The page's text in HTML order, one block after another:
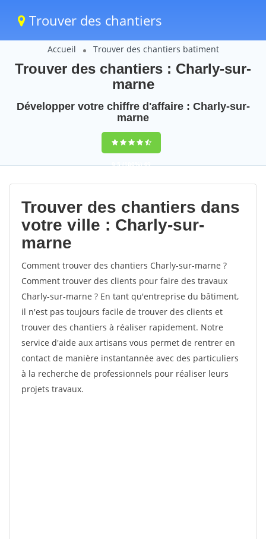
Trouver des chantiers
Accueil Trouver des chantiers batiment
Trouver des chantiers : Charly-sur-
marne
Développer votre chiffre d'affaire : Charly-sur-
marne
9,5(100%)49
votes
Trouver des chantiers dans
votre ville : Charly-sur-
marne
Comment trouver des chantiers Charly-sur-marne ?
Comment trouver des clients pour faire des travaux
Charly-sur-marne ? En tant qu'entreprise du bâtiment,
il n'est pas toujours facile de trouver des clients et
trouver des chantiers à réaliser rapidement. Notre
service d'aide aux artisans vous permet de rentrer en
contact de manière instantannée avec des particuliers
à la recherche de professionnels pour réaliser leurs
projets travaux.